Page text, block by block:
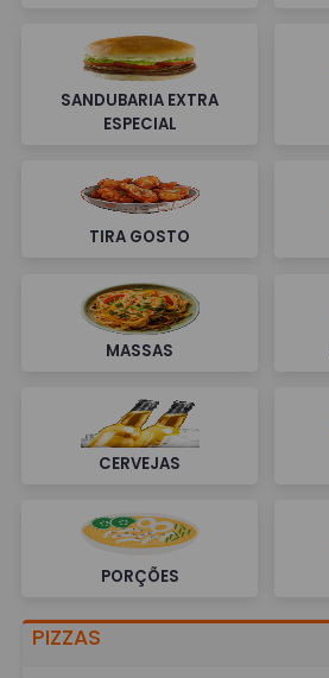
SANDUBARIA EXTRA
ESPECIAL
TIRA GOSTO
MASSAS
CERVEJAS
PORÇÕES
PIZZAS